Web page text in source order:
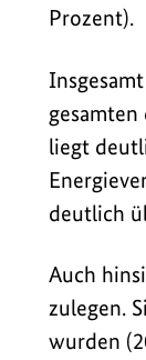
Prozent).
liegt
deutlich
Auch
zulegen.
wurden